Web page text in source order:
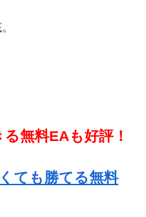
無料EAも好評！
ても勝てる無料